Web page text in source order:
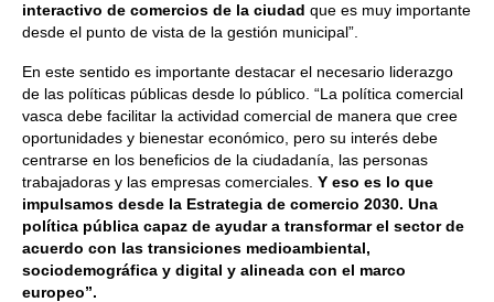
interactivo de comercios de la ciudad que es muy importante
desde el punto de vista de la gestión municipal”.
En este sentido es importante destacar el necesario liderazgo
de las políticas públicas desde lo público. “La política comercial
vasca debe facilitar la actividad comercial de manera que cree
oportunidades y bienestar económico, pero su interés debe
centrarse en los beneficios de la ciudadanía, las personas
trabajadoras y las empresas comerciales. Y eso es lo que
impulsamos desde la Estrategia de comercio 2030. Una
política pública capaz de ayudar a transformar el sector de
acuerdo con las transiciones medioambiental,
sociodemográfica y digital y alineada con el marco
europeo”.